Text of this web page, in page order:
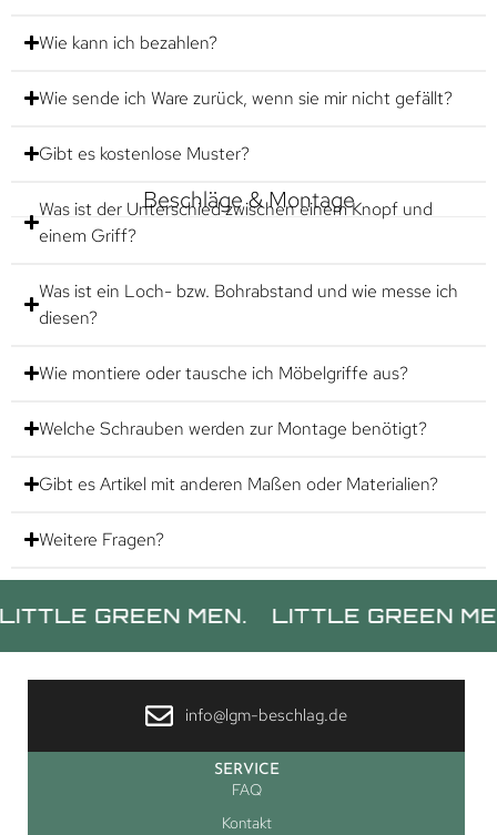
Wie kann ich bezahlen?
Wie sende ich Ware zurück, wenn sie mir nicht gefällt?
Gibt es kostenlose Muster?
Beschläge & Montage
Was ist der Unterschied zwischen einem Knopf und
einem Griff?
Was ist ein Loch- bzw. Bohrabstand und wie messe ich
diesen?
Wie montiere oder tausche ich Möbelgriffe aus?
Welche Schrauben werden zur Montage benötigt?
Gibt es Artikel mit anderen Maßen oder Materialien?
Weitere Fragen?
GREEN MEN. LITTLE GREEN MEN.
info@lgm-beschlag.de
SERVICE
FAQ
Kontakt